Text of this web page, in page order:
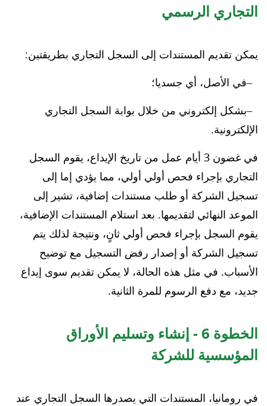
التجاري الرسمي
يمكن تقديم المستندات إلى السجل التجاري بطريقتين:
في الأصل، أي جسديا؛
بشكل إلكتروني من خلال بوابة السجل التجاري
الإلكترونية.
في غضون 3 أيام عمل من تاريخ الإيداع، يقوم السجل
التجاري بإجراء فحص أولي أولي، مما يؤدي إما إلى
تسجيل الشركة أو طلب مستندات إضافية، تشير إلى
الموعد النهائي لتقديمها. بعد استلام المستندات الإضافية،
يقوم السجل بإجراء فحص أولي ثانٍ، ونتيجة لذلك يتم
تسجيل الشركة أو إصدار رفض التسجيل مع توضيح
الأسباب. في مثل هذه الحالة، لا يمكن تقديم سوى إيداع
جديد، مع دفع الرسوم للمرة الثانية.
الخطوة 6 - إنشاء وتسليم الأوراق
المؤسسية للشركة
في رومانيا، المستندات التي يصدرها السجل التجاري عند